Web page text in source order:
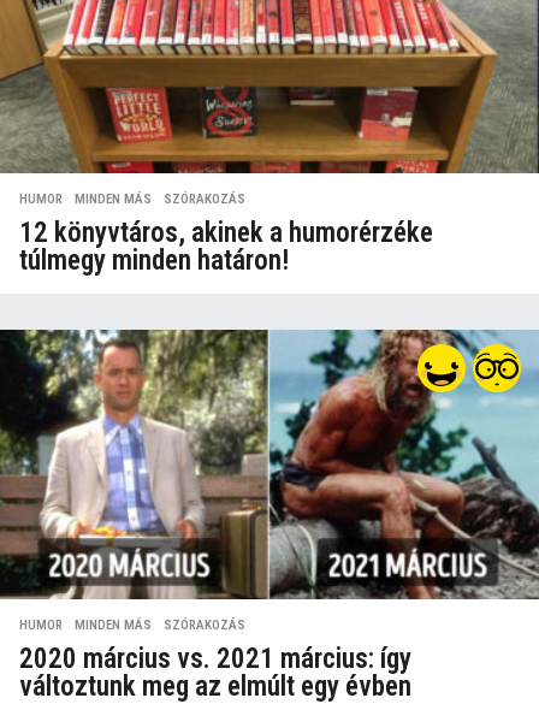
HUMOR ,MINDEN MÁS ,SZÓRAKOZÁS
12 könyvtáros, akinek a humorérzéke
túlmegy minden határon!
HUMOR ,MINDEN MÁS ,SZÓRAKOZÁS
2020 március vs. 2021 március: így
változtunk meg az elmúlt egy évben